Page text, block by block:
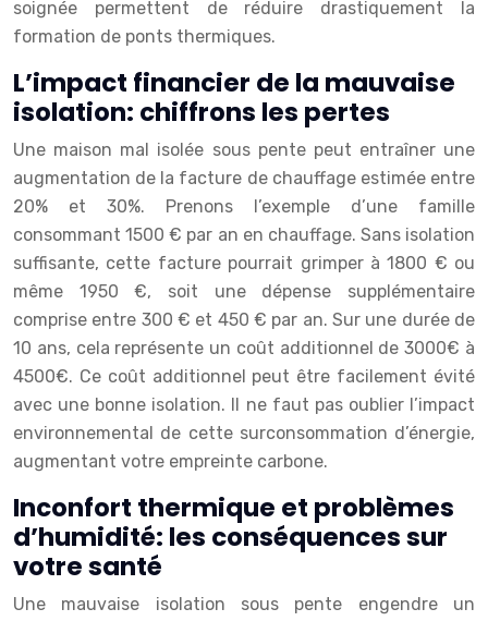
soignée permettent de réduire drastiquement la
formation de ponts thermiques.
L’impact financier de la mauvaise
isolation: chiffrons les pertes
Une maison mal isolée sous pente peut entraîner une
augmentation de la facture de chauffage estimée entre
20% et 30%. Prenons l’exemple d’une famille
consommant 1500 € par an en chauffage. Sans isolation
suffisante, cette facture pourrait grimper à 1800 € ou
même 1950 €, soit une dépense supplémentaire
comprise entre 300 € et 450 € par an. Sur une durée de
10 ans, cela représente un coût additionnel de 3000€ à
4500€. Ce coût additionnel peut être facilement évité
avec une bonne isolation. Il ne faut pas oublier l’impact
environnemental de cette surconsommation d’énergie,
augmentant votre empreinte carbone.
Inconfort thermique et problèmes
d’humidité: les conséquences sur
votre santé
Une mauvaise isolation sous pente engendre un